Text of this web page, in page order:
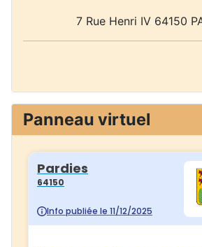
7 Rue Henri IV 64150
Panneau virtuel